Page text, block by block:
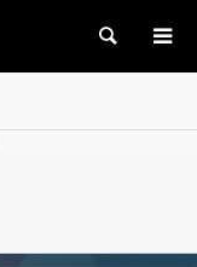
検索